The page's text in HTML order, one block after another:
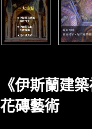
《伊斯蘭建
花磚藝術